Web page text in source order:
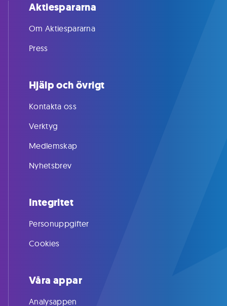
Aktiespararna
Om Aktiespararna
Press
Hjälp och övrigt
Kontakta oss
Verktyg
Medlemskap
Nyhetsbrev
Integritet
Personuppgifter
Cookies
Våra appar
Analysappen